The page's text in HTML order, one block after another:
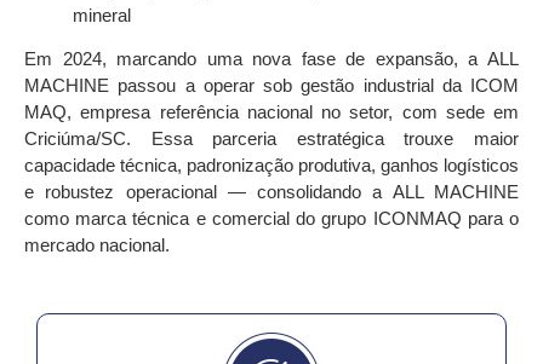
mineral
Em 2024, marcando uma nova fase de expansão, a ALL
MACHINE passou a operar sobgestão industrial da ICOM
MAQ, empresa referência nacional no setor, com sede em
Criciúma/SC. Essa parceria estratégica trouxe maior
capacidade técnica, padronização produtiva, ganhos logísticos
e robustez operacional — consolidando a ALL MACHINE
como marca técnica e comercial do grupo ICONMAQ para o
mercado nacional.